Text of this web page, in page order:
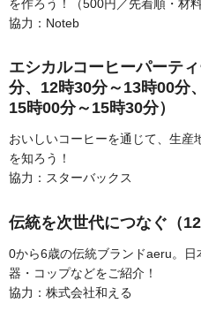
を作ろう！（500円／先着順・材
協力：Noteb
エシカルコーヒーパーテ
分、12時30分～13時00分
15時00分～15時30分）
おいしいコーヒーを通じて、生産
を知ろう！
協力：スターバックス
伝統を次世代につなぐ（
0から6歳の伝統ブランドaeru。
器・コップなどをご紹介！
協力：株式会社和える